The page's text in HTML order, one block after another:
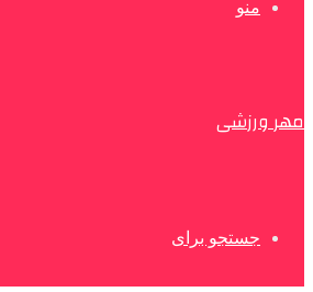
منو
مهر ورزشی
جستجو برای